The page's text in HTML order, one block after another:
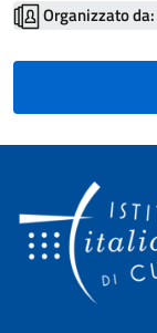
Organizzato da: